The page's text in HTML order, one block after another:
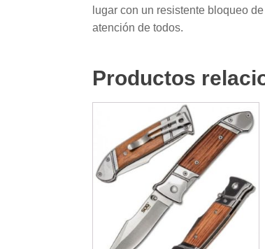
lugar con un resistente bloqueo
atención de todos.
Productos